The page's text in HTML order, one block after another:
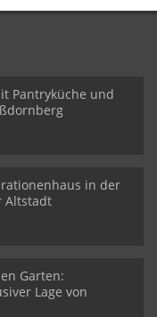
Pantryküche und
in der
Altstadt
Garten:
Lage von